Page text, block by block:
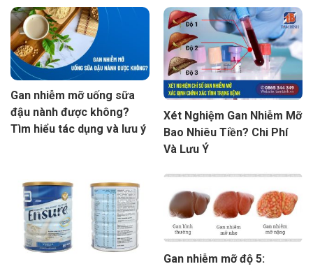
Gan nhiễm mỡ uống sữa
đậu nành được không?
Tìm hiểu tác dụng và lưu ý
Xét Nghiệm Gan Nhiễm Mỡ
Bao Nhiêu Tiền? Chi Phí
Và Lưu Ý
Gan nhiễm mỡ độ 5: